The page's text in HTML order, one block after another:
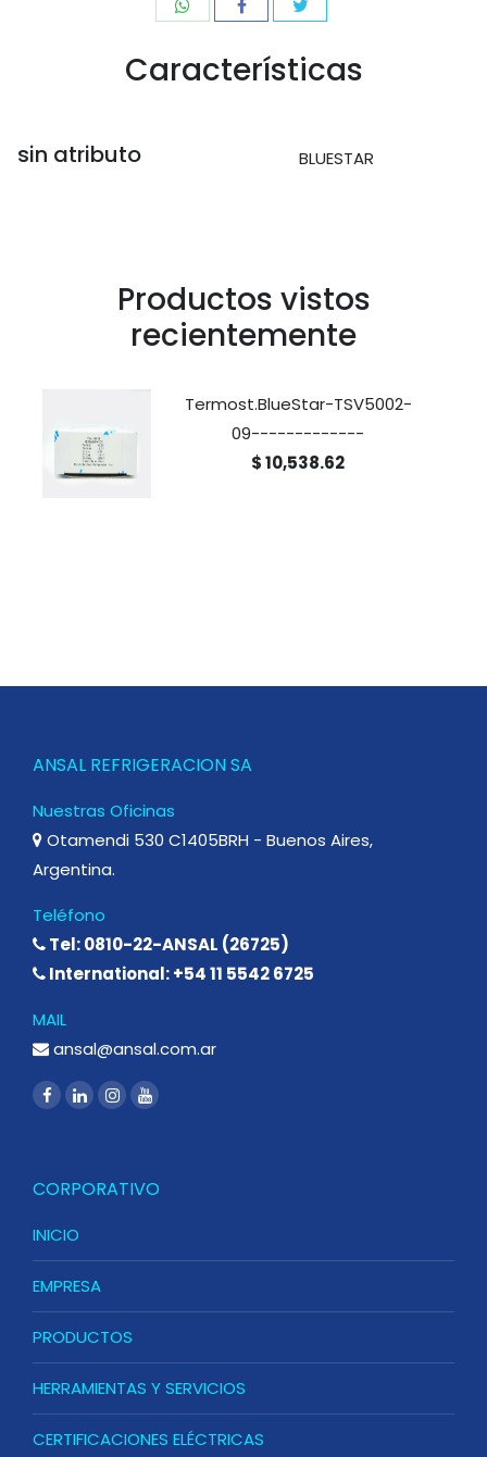
Características
sin atributo BLUESTAR
Productos vistos
recientemente
Termost.BlueStar-TSV5002-
09-------------
$ 10,538.62
ANSAL REFRIGERACION SA
Nuestras Oficinas
Otamendi 530 C1405BRH - Buenos Aires,
Argentina.
Teléfono
Tel: 0810-22-ANSAL (26725)
International: +54 11 5542 6725
MAIL
ansal@ansal.com.ar
CORPORATIVO
INICIO
EMPRESA
PRODUCTOS
HERRAMIENTAS Y SERVICIOS
CERTIFICACIONES ELÉCTRICAS